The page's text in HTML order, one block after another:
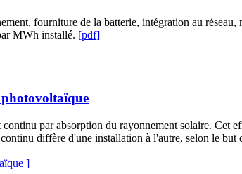
fourniture de la batterie, intégration au réseau,
MWh installé. [pdf]
photovoltaïque
par absorption du rayonnement solaire. Cet
diffère d'une installation à l'autre, selon le
]